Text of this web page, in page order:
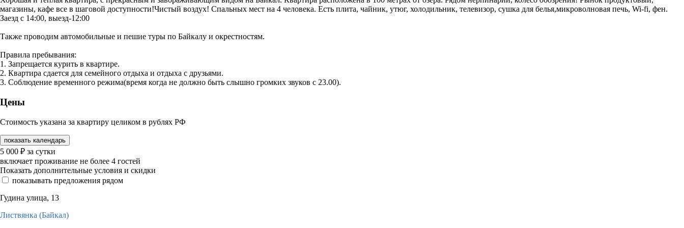
магазины, кафе все в шаговой доступности!Чистый воздух! Спальных мест на 4 человека. Есть плита, чайник, утюг, холодильник, телевизор, сушка для белья,микроволновая печь, Wi-fi, фен.
Заезд с 14:00, выезд-12:00
Также проводим автомобильные и пешие туры по Байкалу и окрестностям.
Правила пребывания:
1. Запрещается курить в квартире.
2. Квартира сдается для семейного отдыха и отдыха с друзьями.
3. Соблюдение временного режима(время когда не должно быть слышно громких звуков с 23.00).
Цены
Стоимость указана за квартиру целиком в рублях РФ
показать календарь
5 000 ₽ за сутки
включает проживание не более 4 гостей
Показать дополнительные условия и скидки
показывать предложения рядом
Гудина улица, 13
Листвянка (Байкал)